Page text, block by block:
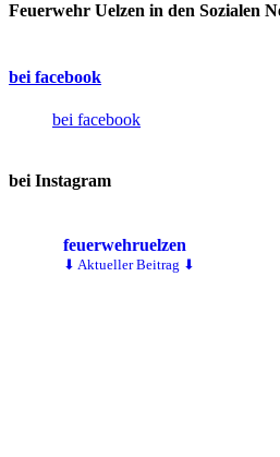
Feuerwehr Uelzen in den Sozialen
bei facebook
bei facebook
bei Instagram
feuerwehruelzen
⬇ Aktueller Beitrag ⬇